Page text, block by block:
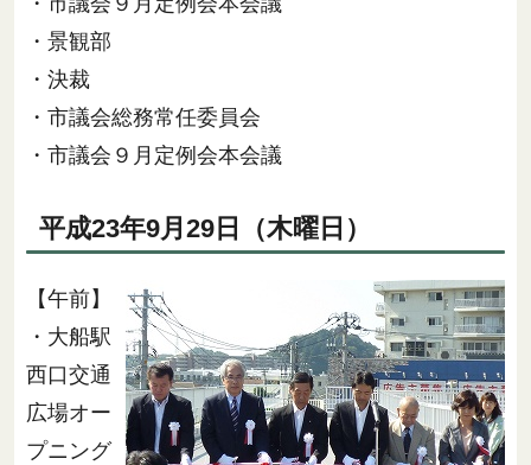
・景観部
・決裁
・市議会総務常任委員会
・市議会９月定例会本会議
平成23年9月29日（木曜日）
【午前】
・大船駅
西口交通
広場オー
プニング